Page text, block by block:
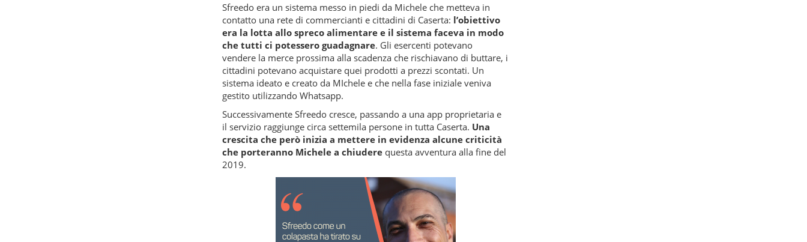
Sfreedo era un sistema messo in piedi da Michele che metteva in
contatto una rete di commercianti e cittadini di Caserta: l’obiettivo
era la lotta allo spreco alimentare e il sistema faceva in modo
che tutti ci potessero guadagnare. Gli esercenti potevano
vendere la merce prossima alla scadenza che rischiavano di buttare, i
cittadini potevano acquistare quei prodotti a prezzi scontati. Un
sistema ideato e creato da MIchele e che nella fase iniziale veniva
gestito utilizzando Whatsapp.
Successivamente Sfreedo cresce, passando a una app proprietaria e
il servizio raggiunge circa settemila persone in tutta Caserta. Una
crescita che però inizia a mettere in evidenza alcune criticità
che porteranno Michele a chiudere questa avventura alla fine del
2019.